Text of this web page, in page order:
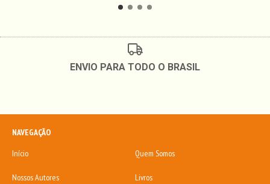
ENVIO PARA TODO O BRASIL
NAVEGAÇÃO
Início
Quem Somos
Nossos Autores Livros